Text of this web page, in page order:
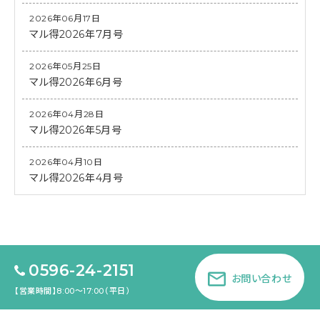
2026年06月17日
マル得2026年7月号
2026年05月25日
マル得2026年6月号
2026年04月28日
マル得2026年5月号
2026年04月10日
マル得2026年4月号
0596-24-2151
【営業時間】8:00～17:00（平日）
お問い合わせ